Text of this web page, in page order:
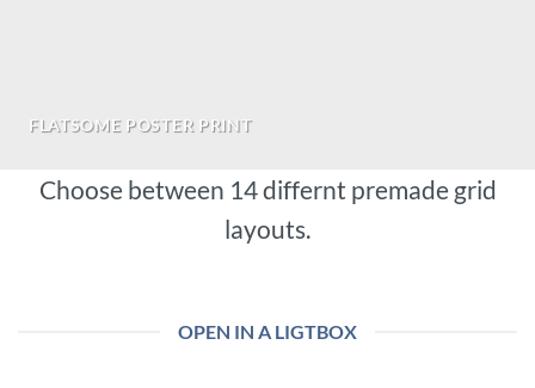
FLATSOME POSTER PRINT
Choose between 14 differnt premade grid
layouts.
OPEN IN A LIGTBOX